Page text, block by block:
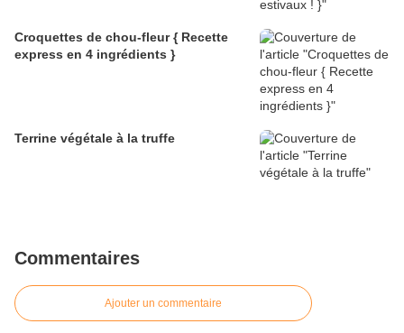
Croquettes de chou-fleur { Recette
express en 4 ingrédients }
Terrine végétale à la truffe
Commentaires
Ajouter un commentaire